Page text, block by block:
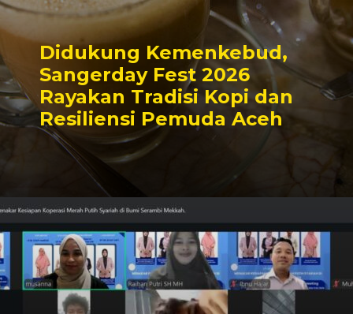
Didukung Kemenkebud,
Sangerday Fest 2026
Rayakan Tradisi Kopi dan
Resiliensi Pemuda Aceh